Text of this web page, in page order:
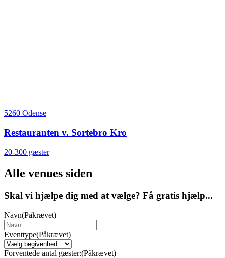
5260 Odense
Restauranten v. Sortebro Kro
20-300 gæster
Alle venues siden
Skal vi hjælpe dig med at vælge? Få gratis hjælp...
Navn(Påkrævet)
Eventtype(Påkrævet)
Forventede antal gæster:(Påkrævet)